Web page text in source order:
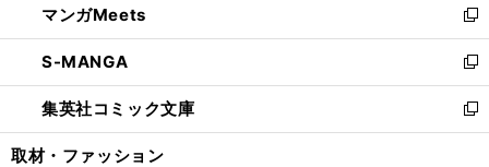
く
で
開
く
ド
ウ
で
開
く
ィ
ン
ド
ウ
で
開
い
ウ
ィ
ン
ド
ウ
マンガMeets
新
し
い
ウ
ィ
ン
S-MANGA
新
し
い
ウ
集英社コミック文庫
新
し
取材・ファッション